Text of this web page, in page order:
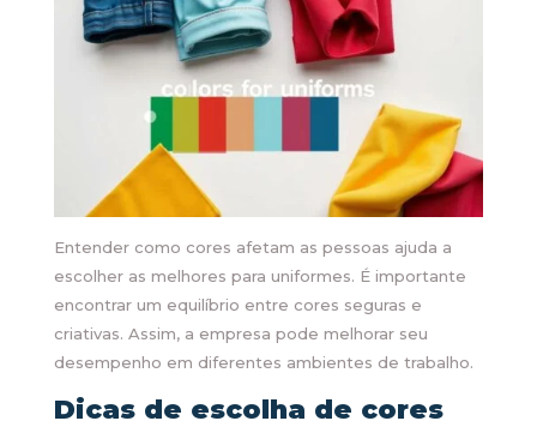
Entender como cores afetam as pessoas ajuda a
escolher as melhores para uniformes. É importante
encontrar um equilíbrio entre cores seguras e
criativas. Assim, a empresa pode melhorar seu
desempenho em diferentes ambientes de trabalho.
Dicas de escolha de cores